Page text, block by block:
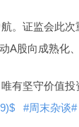
。证监会此
A股向成熟化
有坚守价值
#周末杂谈#